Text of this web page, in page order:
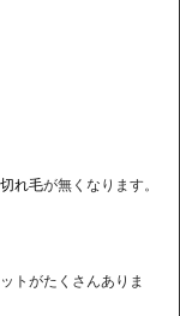
れ毛が無くなります。
ットがたくさんありま